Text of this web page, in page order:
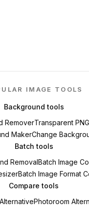
IMAGE TOOLS
Background tools
RemoverTransparent
MakerChange
Batch tools
RemovalBatch Image
Batch Image Format
Compare tools
Photoroom